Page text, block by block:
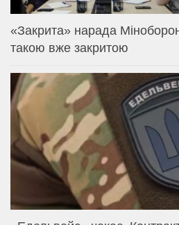
«Закрита» нарада
такою вже закритою